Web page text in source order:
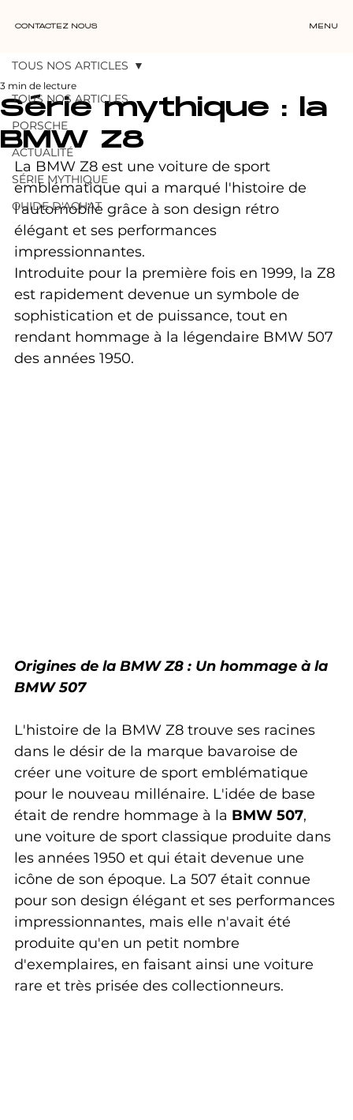
MENU
CONTACTEZ NOUS
TOUS NOS ARTICLES
PORSCHE
ACTUALITÉ
SÉRIE MYTHIQUE
GUIDE D'ACHAT
TOUS NOS ARTICLES
Série mythique : la
BMW Z8
3 min de lecture
La BMW Z8 est une voiture de sport
emblématique qui a marqué l'histoire de
l'automobile grâce à son design rétro
élégant et ses performances
impressionnantes.
Introduite pour la première fois en 1999, la Z8
est rapidement devenue un symbole de
sophistication et de puissance, tout en
rendant hommage à la légendaire BMW 507
des années 1950.
Origines de la BMW Z8 : Un hommage à la
BMW 507
L'histoire de la BMW Z8 trouve ses racines
dans le désir de la marque bavaroise de
créer une voiture de sport emblématique
pour le nouveau millénaire. L'idée de base
était de rendre hommage à la BMW 507,
une voiture de sport classique produite dans
les années 1950 et qui était devenue une
icône de son époque. La 507 était connue
pour son design élégant et ses performances
impressionnantes, mais elle n'avait été
produite qu'en un petit nombre
d'exemplaires, en faisant ainsi une voiture
rare et très prisée des collectionneurs.